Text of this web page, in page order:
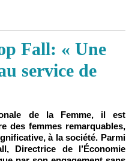
Fall: « Une
service de
de la Femme, il est
des femmes remarquables,
à la société. Parmi
Directrice de l’Économie